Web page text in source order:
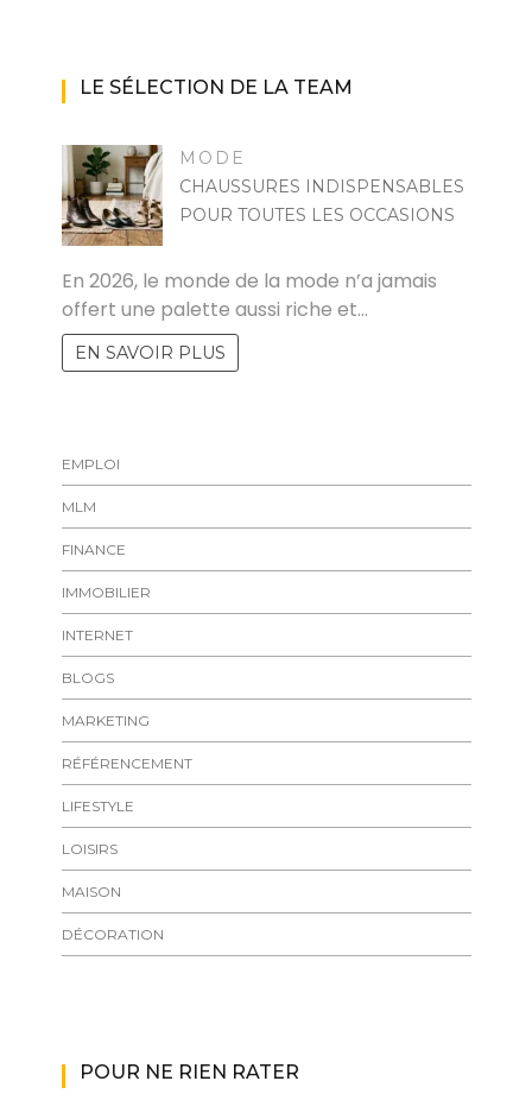
LE SÉLECTION DE LA TEAM
MODE
CHAUSSURES INDISPENSABLES
POUR TOUTES LES OCCASIONS
En 2026, le monde de la mode n’a jamais
offert une palette aussi riche et…
EN SAVOIR PLUS
EMPLOI
MLM
FINANCE
IMMOBILIER
INTERNET
BLOGS
MARKETING
RÉFÉRENCEMENT
LIFESTYLE
LOISIRS
MAISON
DÉCORATION
POUR NE RIEN RATER